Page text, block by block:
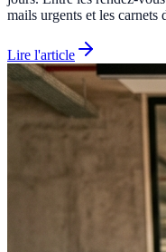
mails urgents et les carnets
Lire l'article